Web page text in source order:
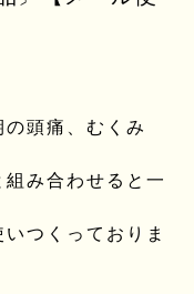
頭痛、むくみ
み合わせると一
つくっておりま